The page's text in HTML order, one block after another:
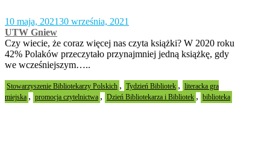
10 maja, 202130 września, 2021
UTW Gniew
Czy wiecie, że coraz więcej nas czyta książki? W 2020 roku
42% Polaków przeczytało przynajmniej jedną książkę, gdy
we wcześniejszym…..
Stowarzyszenie Bibliotekarzy Polskich , Tydzień Bibliotek , literacka gra
miejska , promocja czytelnictwa , Dzień Bibliotekarza i Bibliotek , biblioteka